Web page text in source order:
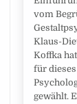
vom
Klaus-
Koffka
für
gewählt.